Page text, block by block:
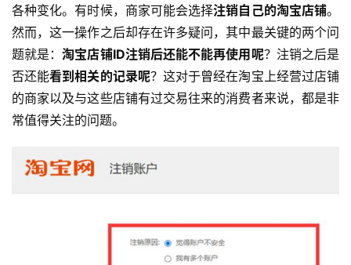
各种变化。有时候，商家可能会选择注销自己的淘宝店铺。
然而，这一操作之后却存在许多疑问，其中最关键的两个问
题就是：淘宝店铺ID注销后还能不能再使用呢？注销之后是
否还能看到相关的记录呢？这对于曾经在淘宝上经营过店铺
的商家以及与这些店铺有过交易往来的消费者来说，都是非
常值得关注的问题。